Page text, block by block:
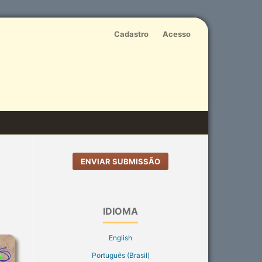
Cadastro Acesso
ENVIAR SUBMISSÃO
IDIOMA
English
Português (Brasil)